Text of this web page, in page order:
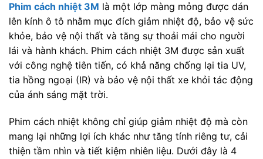
Phim cách nhiệt 3M là một lớp màng mỏng được dán
lên kính ô tô nhằm mục đích giảm nhiệt độ, bảo vệ sức
khỏe, bảo vệ nội thất và tăng sự thoải mái cho người
lái và hành khách. Phim cách nhiệt 3M được sản xuất
với công nghệ tiên tiến, có khả năng chống lại tia UV,
tia hồng ngoại (IR) và bảo vệ nội thất xe khỏi tác động
của ánh sáng mặt trời.
Phim cách nhiệt không chỉ giúp giảm nhiệt độ mà còn
mang lại những lợi ích khác như tăng tính riêng tư, cải
thiện tầm nhìn và tiết kiệm nhiên liệu. Dưới đây là 4